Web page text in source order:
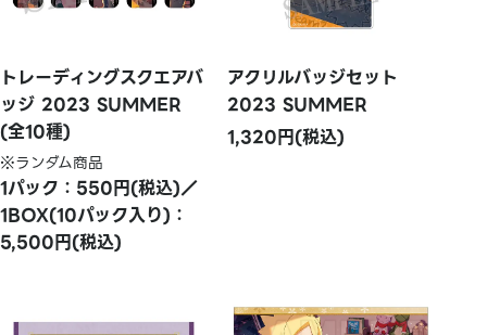
トレーディングスクエアバ
ッジ 2023 SUMMER
(全10種)
※ランダム商品
1パック：550円(税込)／
1BOX(10パック入り)：
5,500円(税込)
アクリルバッジセット
2023 SUMMER
1,320円(税込)